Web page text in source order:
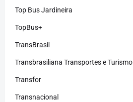
Top Bus Jardineira
TopBus+
TransBrasil
Transbrasiliana Transportes e Turismo
Transfor
Transnacional